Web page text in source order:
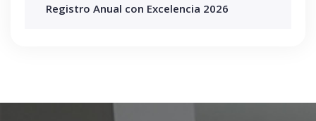
Registro Anual con Excelencia 2026